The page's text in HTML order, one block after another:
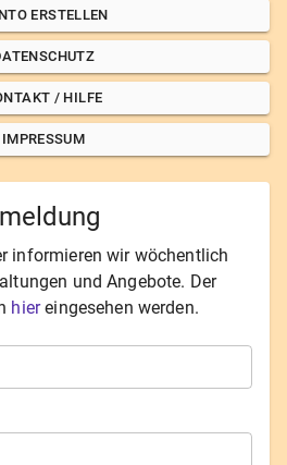
ERSTELLEN
/ HILFE
IMPRESSUM
informieren wir wöchentlich
und Angebote. Der
hier eingesehen werden.